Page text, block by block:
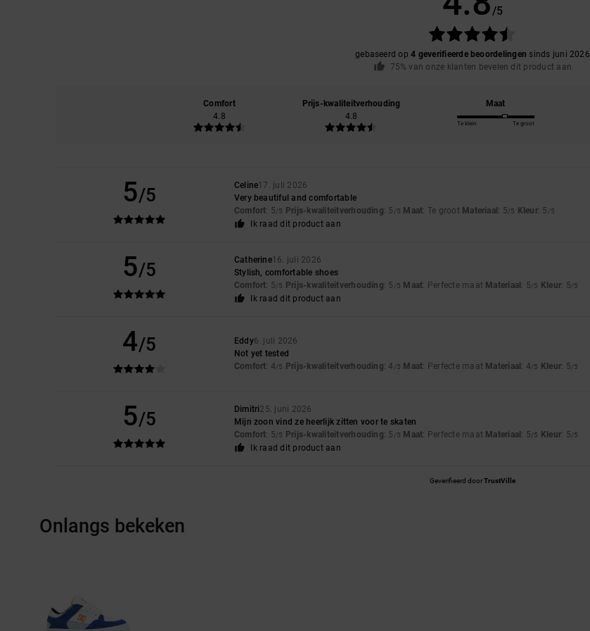
/5
gebaseerd op4 geverifieerde beoordelingen sinds juni 2026
75% van onze klanten bevelen dit product aan
Comfort
4.8
Prijs-kwaliteitverhouding
4.8
Maat
Te klein Te groot
5/5 Celine17. juli 2026
Very beautiful and comfortable
Comfort: 5/5 Prijs-kwaliteitverhouding: 5 /5 Maat: Te groot Materiaal : 5/5 Kleur: 5 /5
Ik raad dit product aan
5/5 Catherine16. juli 2026
Stylish, comfortable shoes
Comfort: 5/5 Prijs-kwaliteitverhouding: 5 /5 Maat: Perfecte maat Materiaal : 5/5 Kleur: 5/5
Ik raad dit product aan
4/5 Eddy6. juli 2026
Not yet tested
Comfort: 4/5 Prijs-kwaliteitverhouding: 4 /5 Maat: Perfecte maat Materiaal : 4/5 Kleur: 5/5
5/5 Dimitri25. juni 2026
Mijn zoon vind ze heerlijk zitten voor te skaten
Comfort: 5/5 Prijs-kwaliteitverhouding: 5 /5 Maat: Perfecte maat Materiaal : 5/5 Kleur: 5/5
Ik raad dit product aan
Geverifieerd doorTrustVille
Onlangs bekeken